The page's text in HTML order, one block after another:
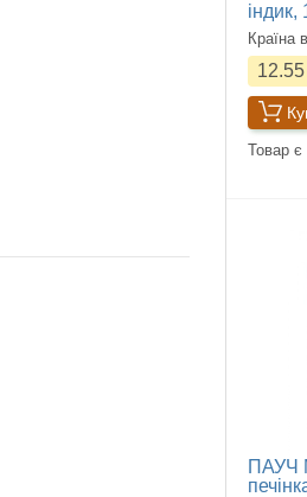
індик,
Країна
12.55
Товар є
ПАУЧ